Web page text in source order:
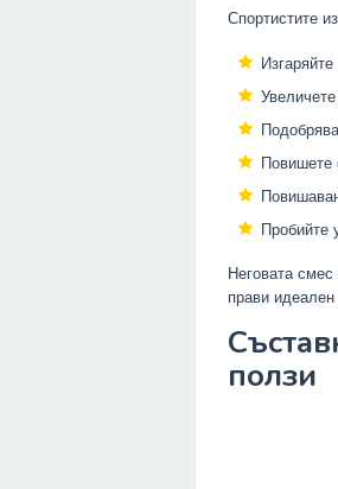
Спортистите
Повишете
Пробийте
Неговата
прави
ползи